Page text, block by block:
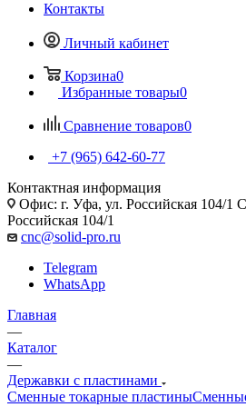
Контакты
Личный кабинет
Корзина0
Избранные товары0
Сравнение товаров0
+7 (965) 642-60-77
Контактная информация
Офис: г. Уфа, ул. Российская 104/1
Российская 104/1
cnc@solid-pro.ru
Telegram
WhatsApp
Главная
—
Каталог
—
Державки с пластинами
Сменные токарные пластины